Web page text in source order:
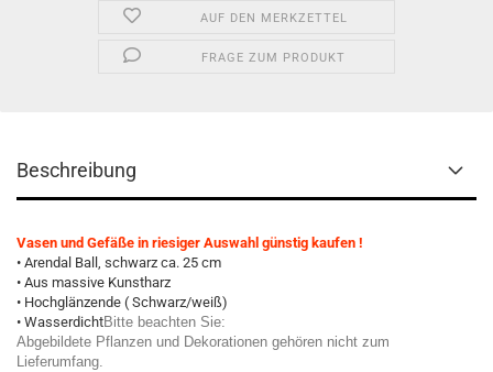
AUF DEN MERKZETTEL
FRAGE ZUM PRODUKT
Beschreibung
Vasen und Gefäße in riesiger Auswahl günstig kaufen !
• Arendal Ball, schwarz ca. 25 cm
• Aus massive Kunstharz
• Hochglänzende ( Schwarz/weiß)
• WasserdichtBitte beachten Sie:
Abgebildete Pflanzen und Dekorationen gehören nicht zum
Lieferumfang.